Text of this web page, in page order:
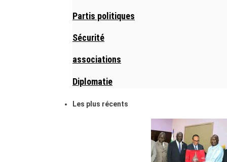
Partis politiques
Sécurité
associations
Diplomatie
Les plus récents